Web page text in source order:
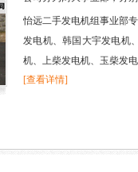
怡远二手发电机组事业部
发电机、韩国大宇发电机
机、上柴发电机、玉柴发
[查看详情]